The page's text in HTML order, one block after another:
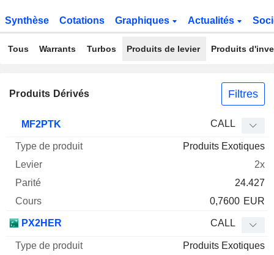
Synthèse Cotations Graphiques Actualités
Tous Warrants Turbos Produits de levier Produits
Produits Dérivés Filtres
Mnemo Type produit
Cours
MF2PTK CALL
Produits Exotiques
2x
24.427
0,7600 EUR
PX2HER CALL
Produits Exotiques